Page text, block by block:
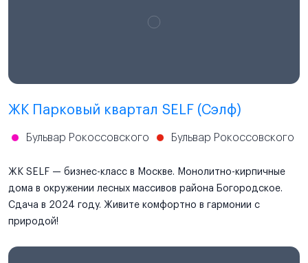
ЖК Парковый квартал SELF (Сэлф)
Бульвар Рокоссовского Бульвар Рокоссовского
ЖК SELF — бизнес-класс в Москве. Монолитно-кирпичные
дома в окружении лесных массивов района Богородское.
Сдача в 2024 году. Живите комфортно в гармонии с
природой!